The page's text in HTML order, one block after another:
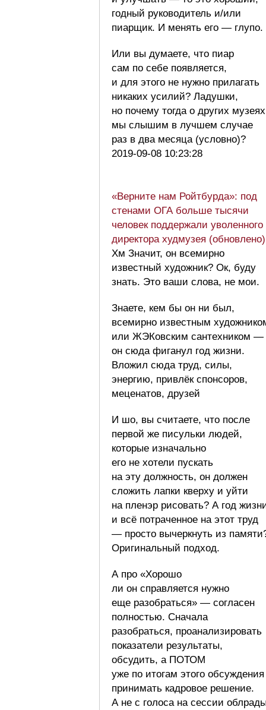
годный руководитель и/или
пиарщик. И менять его — глупо.
Или вы думаете, что пиар
сам по себе появляется,
и для этого не нужно прилагать
никаких усилий? Ладушки,
но почему тогда о других музеях
мы слышим в лучшем случае
раз в два месяца (условно)?
2019-09-08 10:23:28
«Верните нам Ройтбурда»: под
стенами ОГА больше тысячи
человек поддержали уволенного
директора худмузея (обновлено)
Хм Значит, он всемирно
известный художник? Ок, буду
знать. Это ваши слова, не мои.
Знаете, кем бы он ни был,
всемирно известным
или ЖЭКовским сантехником —
он сюда фиганул год жизни.
Вложил сюда труд, силы,
энергию, привлёк спонсоров,
меценатов, друзей
И шо, вы считаете, что после
первой же писульки людей,
которые изначально
его не хотели пускать
на эту должность, он должен
сложить лапки кверху и уйти
на пленэр рисовать? А год
и всё потраченное на этот труд
— просто вычеркнуть из
Оригинальный подход.
А про «Хорошо
ли он справляется нужно
еще разобраться» — согласен
полностью. Сначала
разобраться, проанализировать
показатели результаты,
обсудить, а ПОТОМ
уже по итогам этого обсуждения
принимать кадровое решение.
А не с голоса на сессии